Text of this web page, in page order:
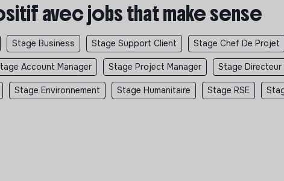
avec jobs that make sense
Stage Business Stage Support Client Stage Chef De Projet
Account Manager Stage Project Manager Stage Directeur
Stage Environnement Stage Humanitaire Stage RSE